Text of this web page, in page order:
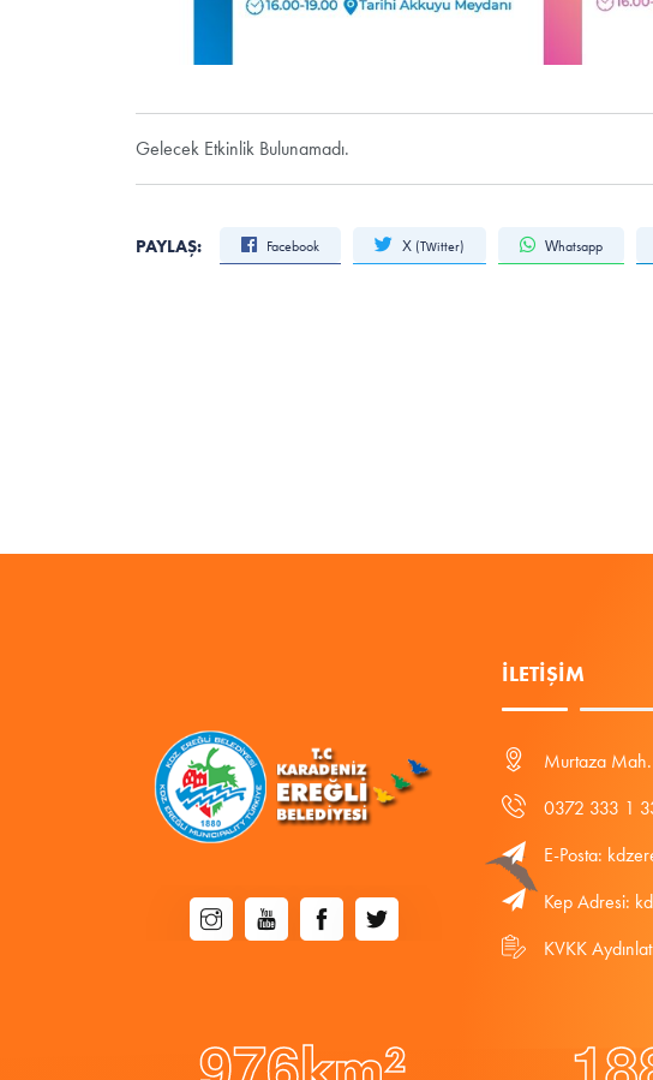
Gelecek Etkinlik Bulunamadı.
PAYLAŞ: Facebook X (Twitter) Whatsapp
İLETIŞIM
Murtaza
0372 333 1
E-Posta:
Kep Adresi:
KVKK